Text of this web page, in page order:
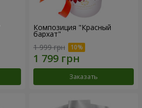
Композиция "Красный
бархат"
1 999 грн
Заказать